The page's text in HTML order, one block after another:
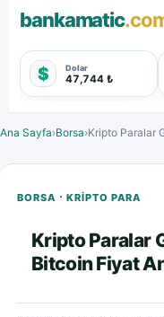
bankamatic
$ Dolar
47,744 ₺
Ana Sayfa›Borsa›
BORSA · KRIPTO PARA
Kripto Paralar
Bitcoin Fiyat